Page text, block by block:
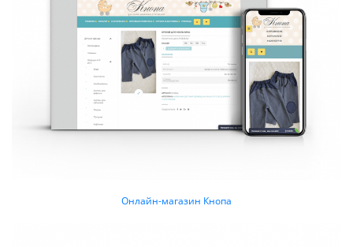
Онлайн-магазин Кнопа